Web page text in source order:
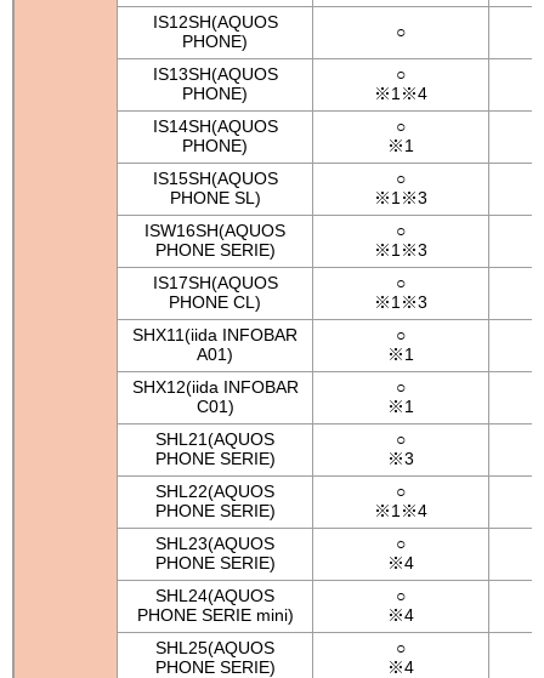
IS12SH(AQUOS
PHONE)
○
IS13SH(AQUOS
PHONE)
○
※1※4
IS14SH(AQUOS
PHONE)
○
※1
IS15SH(AQUOS
PHONE SL)
○
※1※3
ISW16SH(AQUOS
PHONE SERIE)
○
※1※3
IS17SH(AQUOS
PHONE CL)
○
※1※3
SHX11(iida INFOBAR
A01)
○
※1
SHX12(iida INFOBAR
C01)
○
※1
SHL21(AQUOS
PHONE SERIE)
○
※3
SHL22(AQUOS
PHONE SERIE)
○
※1※4
SHL23(AQUOS
PHONE SERIE)
○
※4
SHL24(AQUOS
PHONE SERIE mini)
○
※4
SHL25(AQUOS
PHONE SERIE)
○
※4